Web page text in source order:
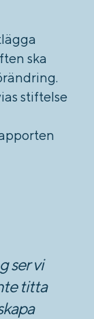
ska
stiftelse
ser vi
titta